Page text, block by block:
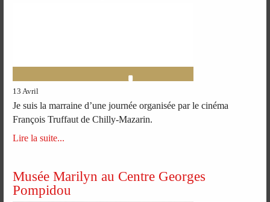
13 Avril
Je suis la marraine d’une journée organisée par le cinéma
François Truffaut de Chilly-Mazarin.
Lire la suite...
Musée Marilyn au Centre Georges
Pompidou